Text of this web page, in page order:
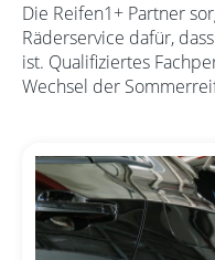
Die Reifen1+ Partner
Räderservice dafür,
ist. Qualifiziertes
Wechsel der